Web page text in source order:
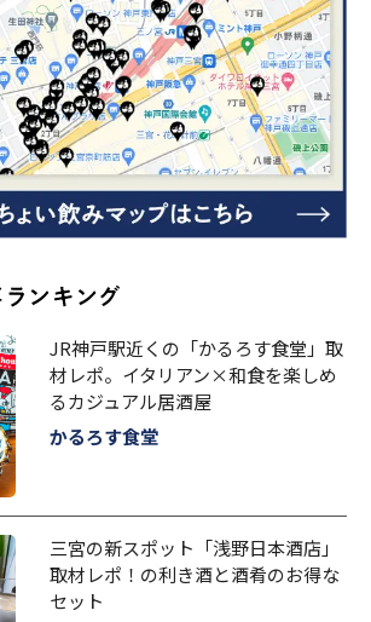
JR神戸駅近くの「かるろす食堂」取
材レポ。イタリアン×和食を楽しめ
るカジュアル居酒屋
かるろす食堂
三宮の新スポット「浅野日本酒店」
取材レポ！の利き酒と酒肴のお得な
セット